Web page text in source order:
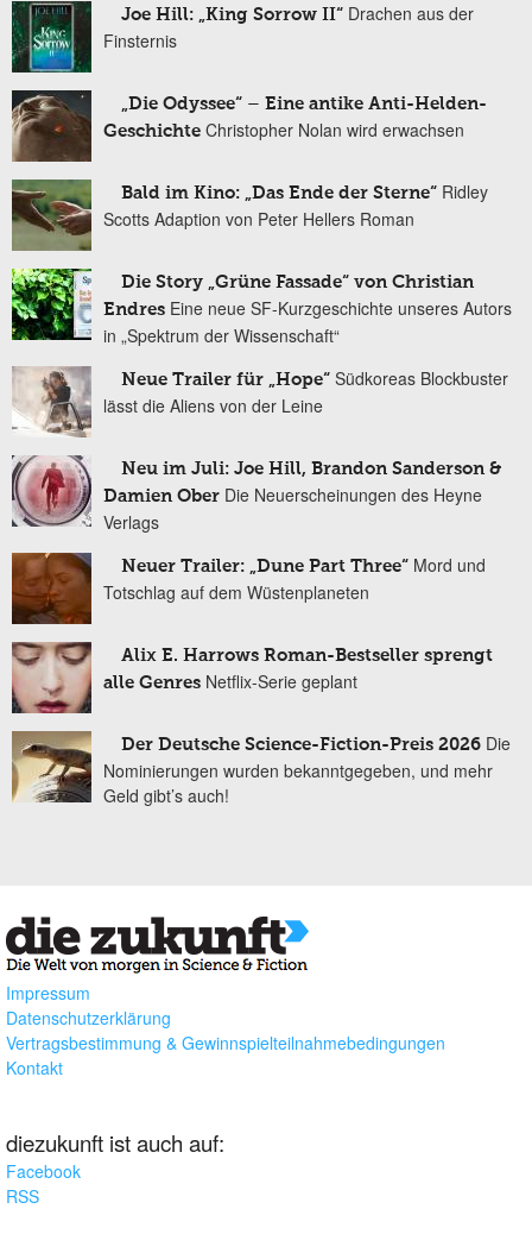
Joe Hill: „King Sorrow II“ Drachen aus der
Finsternis
„Die Odyssee“ – Eine antike Anti-Helden-
Geschichte Christopher Nolan wird erwachsen
Bald im Kino: „Das Ende der Sterne“ Ridley
Scotts Adaption von Peter Hellers Roman
Die Story „Grüne Fassade“ von Christian
Endres Eine neue SF-Kurzgeschichte unseres Autors
in „Spektrum der Wissenschaft“
Neue Trailer für „Hope“ Südkoreas Blockbuster
lässt die Aliens von der Leine
Neu im Juli: Joe Hill, Brandon Sanderson &
Damien Ober Die Neuerscheinungen des Heyne
Verlags
Neuer Trailer: „Dune Part Three“ Mord und
Totschlag auf dem Wüstenplaneten
Alix E. Harrows Roman-Bestseller sprengt
alle Genres Netflix-Serie geplant
Der Deutsche Science-Fiction-Preis 2026 Die
Nominierungen wurden bekanntgegeben, und mehr
Geld gibt’s auch!
Impressum
Datenschutzerklärung
Vertragsbestimmung & Gewinnspielteilnahmebedingungen
Kontakt
diezukunft ist auch auf:
Facebook
RSS